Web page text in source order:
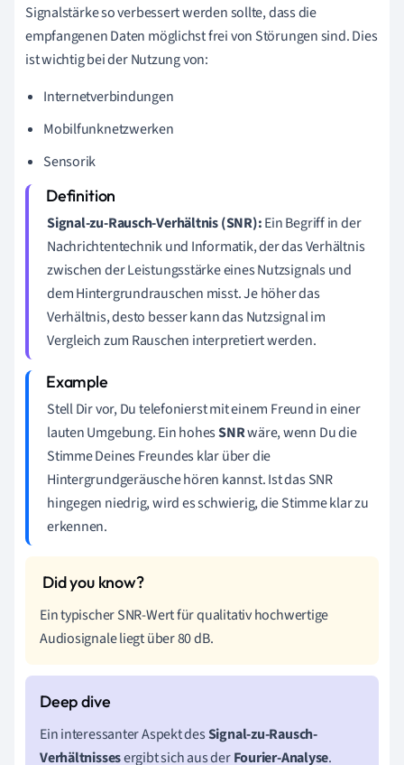
Signalstärke so verbessert werden sollte, dass die
empfangenen Daten möglichst frei von Störungen sind. Dies
ist wichtig bei der Nutzung von:
Internetverbindungen
Mobilfunknetzwerken
Sensorik
Signal-zu-Rausch-Verhältnis (SNR):Ein Begriff in der
Nachrichtentechnik und Informatik, der das Verhältnis
zwischen der Leistungsstärke eines Nutzsignals und
dem Hintergrundrauschen misst. Je höher das
Verhältnis, desto besser kann das Nutzsignal im
Vergleich zum Rauschen interpretiert werden.
Stell Dir vor, Du telefonierst mit einem Freund in einer
lauten Umgebung. Ein hohesSNRwäre, wenn Du die
Stimme Deines Freundes klar über die
Hintergrundgeräusche hören kannst. Ist das SNR
hingegen niedrig, wird es schwierig, die Stimme klar zu
erkennen.
Ein typischer SNR-Wert für qualitativ hochwertige
Audiosignale liegt über 80 dB.
Ein interessanter Aspekt desSignal-zu-Rausch-
Verhältnissesergibt sich aus derFourier-Analyse.